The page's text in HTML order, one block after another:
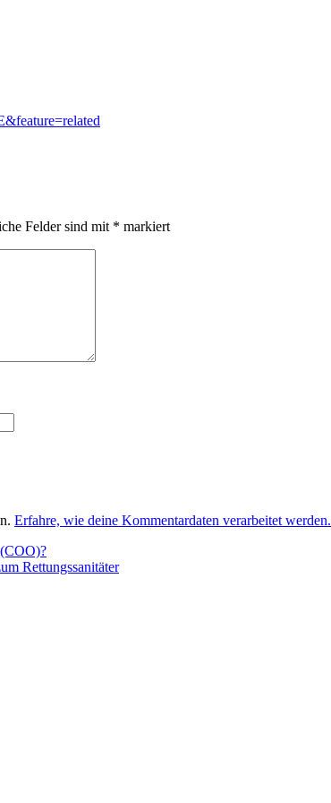
Felder sind mit * markiert
Erfahre, wie deine Kommentardaten verarbeitet werden.
Rettungssanitäter